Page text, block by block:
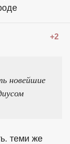
+2
новейшие
теми же